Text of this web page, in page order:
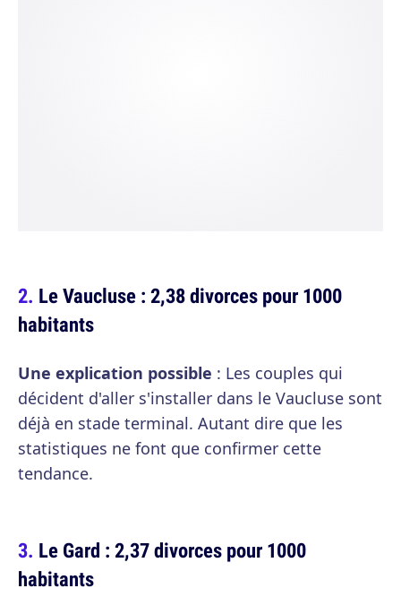
Le Vaucluse : 2,38 divorces pour 1000
habitants
Une explication possible : Les couples qui
décident d'aller s'installer dans le Vaucluse sont
déjà en stade terminal. Autant dire que les
statistiques ne font que confirmer cette
tendance.
Le Gard : 2,37 divorces pour 1000
habitants